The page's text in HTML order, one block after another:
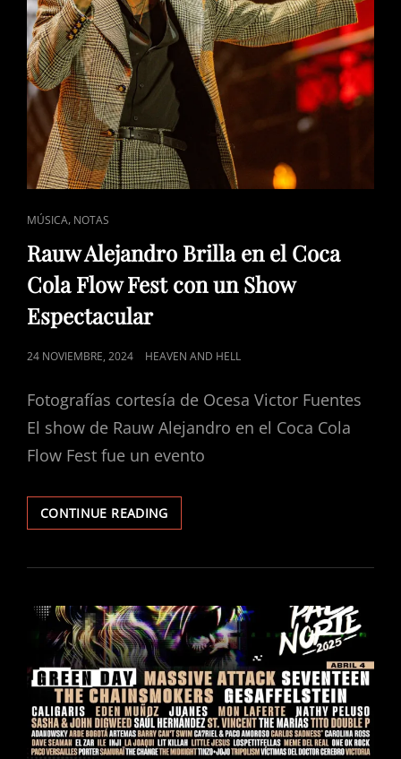
CAT
LINKS
MÚSICA, NOTAS
Rauw Alejandro Brilla en el Coca
Cola Flow Fest con un Show
Espectacular
POSTED
24 NOVIEMBRE, 2024 HEAVEN AND HELL
Fotografías cortesía de Ocesa Victor Fuentes
El show de Rauw Alejandro en el Coca Cola
Flow Fest fue un evento
CONTINUE READINGRAUW
ALEJANDRO
EN
COCA
COLA
FLOW
FEST
CON
UN
SHOW
ESPECTACULAR